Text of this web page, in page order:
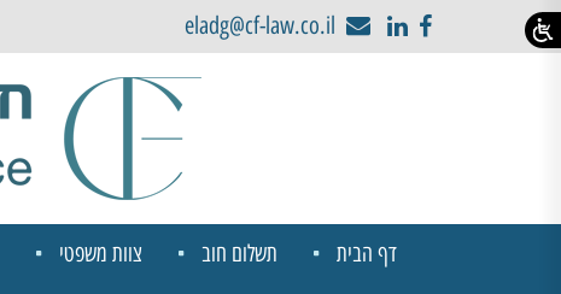
eladg@cf-law.co.il
דף הבית תשלום חוב צוות משפטי